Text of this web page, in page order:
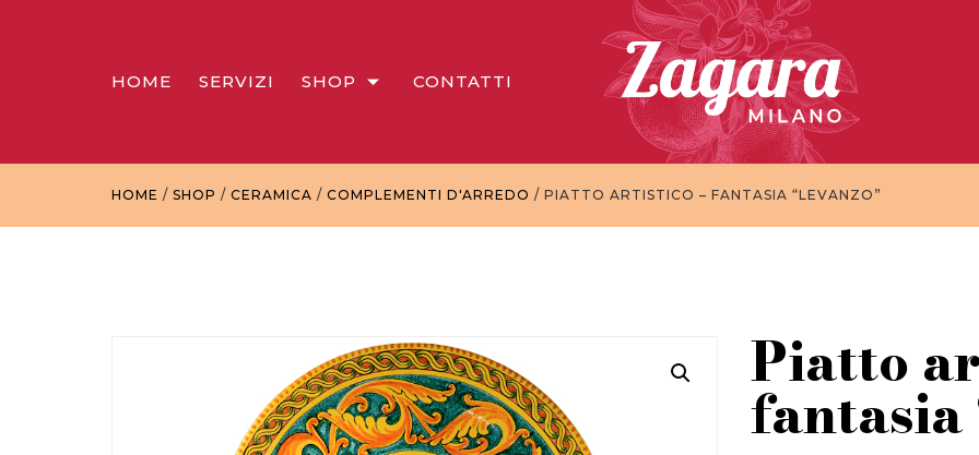
HOME SERVIZI SHOP CONTATTI
HOME / SHOP / CERAMICA / COMPLEMENTI D'ARREDO / PIATTO ARTISTICO – FANTASIA “LEVANZO”
Piatto
fantasia